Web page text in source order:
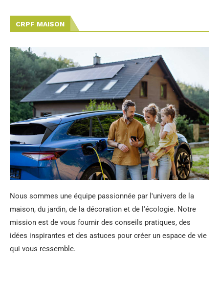
CRPF MAISON
Nous sommes une équipe passionnée par l'univers de la
maison, du jardin, de la décoration et de l'écologie. Notre
mission est de vous fournir des conseils pratiques, des
idées inspirantes et des astuces pour créer un espace de vie
qui vous ressemble.